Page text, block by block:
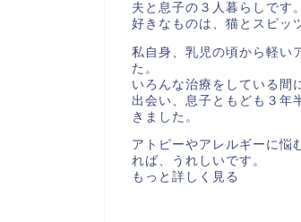
夫と息子の３人暮らしです。
好きなものは、猫とスピッ
私自身、乳児の頃から軽い
た。
いろんな治療をしている間
出会い、息子ともども３年
きました。
アトピーやアレルギーに悩
れば、うれしいです。
もっと詳しく見る